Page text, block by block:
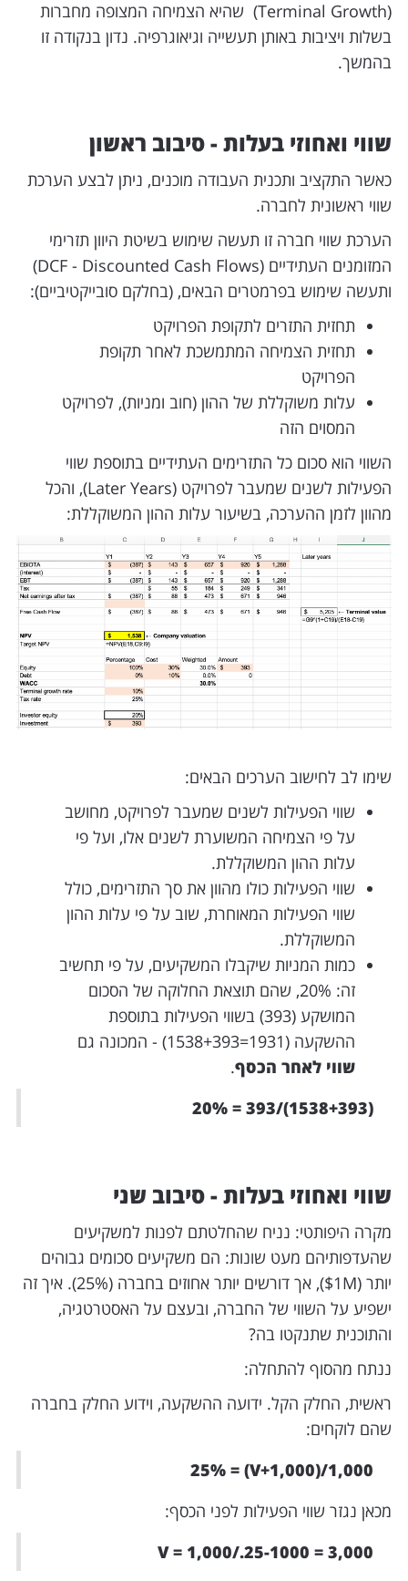
(Terminal Growth) שהיא הצמיחה המצופה מחברות
בשלות ויציבות באותן תעשייה וגיאוגרפיה. נדון בנקודה זו
בהמשך.
שווי ואחוזי בעלות - סיבוב ראשון
כאשר התקציב ותכנית העבודה מוכנים, ניתן לבצע הערכת
שווי ראשונית לחברה.
הערכת שווי חברה זו תעשה שימוש בשיטת היוון תזרימי
המזומנים העתידיים (DCF - Discounted Cash Flows)
ותעשה שימוש בפרמטרים הבאים, (בחלקם סובייקטיביים):
תחזית התזרים לתקופת הפרויקט
תחזית הצמיחה המתמשכת לאחר תקופת
הפרויקט
עלות משוקללת של ההון (חוב ומניות), לפרויקט
המסוים הזה
השווי הוא סכום כל התזרימים העתידיים בתוספת שווי
הפעילות לשנים שמעבר לפרויקט (Later Years), והכל
מהוון לזמן ההערכה, בשיעור עלות ההון המשוקללת:
שימו לב לחישוב הערכים הבאים:
שווי הפעילות לשנים שמעבר לפרויקט, מחושב
על פי הצמיחה המשוערת לשנים אלו, ועל פי
עלות ההון המשוקללת.
שווי הפעילות כולו מהוון את סך התזרימים, כולל
שווי הפעילות המאוחרת, שוב על פי עלות ההון
המשוקללת.
כמות המניות שיקבלו המשקיעים, על פי תחשיב
זה: 20%, שהם תוצאת החלוקה של הסכום
המושקע (393) בשווי הפעילות בתוספת
ההשקעה (1931=1538+393) - המכונה גם
שווי לאחר הכסף.
(1538+393)/393 = 20%
שווי ואחוזי בעלות - סיבוב שני
מקרה היפותטי: נניח שהחלטתם לפנות למשקיעים
שהעדפותיהם מעט שונות: הם משקיעים סכומים גבוהים
יותר ($1M), אך דורשים יותר אחוזים בחברה (25%). איך זה
ישפיע על השווי של החברה, ובעצם על האסטרטגיה,
והתוכנית שתנקטו בה?
ננתח מהסוף להתחלה:
ראשית, החלק הקל. ידועה ההשקעה, וידוע החלק בחברה
שהם לוקחים:
1,000/(V+1,000) = 25%
מכאן נגזר שווי הפעילות לפני הכסף:
V = 1,000/.25-1000 = 3,000